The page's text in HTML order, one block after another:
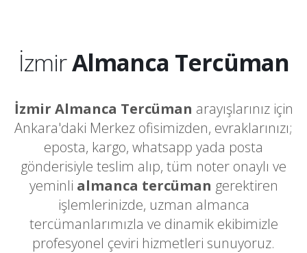
İzmirAlmanca Tercüman
İzmir Almanca Tercüman arayışlarınız için
Ankara'daki Merkez ofisimizden, evraklarınızı;
eposta, kargo, whatsapp yada posta
gönderisiyle teslim alıp, tüm noter onaylı ve
yeminli almanca tercüman gerektiren
işlemlerinizde, uzman almanca
tercümanlarımızla ve dinamik ekibimizle
profesyonel çeviri hizmetleri sunuyoruz.